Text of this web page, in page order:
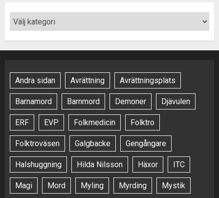
Andra sidan Avrättning Avrättningsplats
Barnamord Barnmord Demoner Djävulen
ERF EVP Folkmedicin Folktro
Folktroväsen Galgbacke Gengångare
Halshuggning Hilda Nilsson Häxor ITC
Magi Mord Myling Myrding Mystik